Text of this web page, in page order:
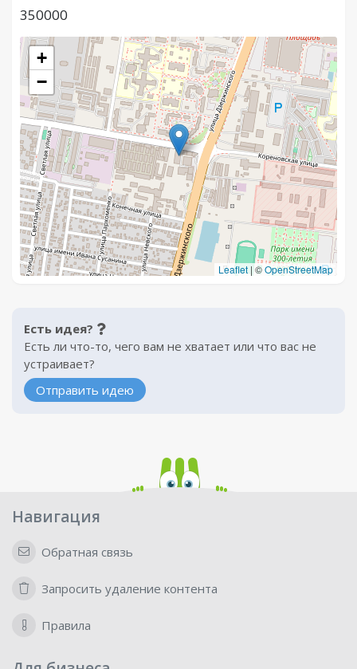
350000
+
−
Leaflet | ©OpenStreetMap
Есть идея?
Есть ли что-то, чего вам не хватает или что вас не
устраивает?
Отправить идею
Навигация
Обратная связь
Запросить удаление контента
Правила